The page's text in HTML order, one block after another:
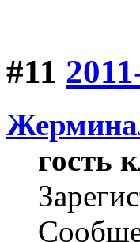
#11
гость